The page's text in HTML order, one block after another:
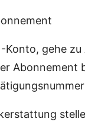
Konto, gehe
Abonnement